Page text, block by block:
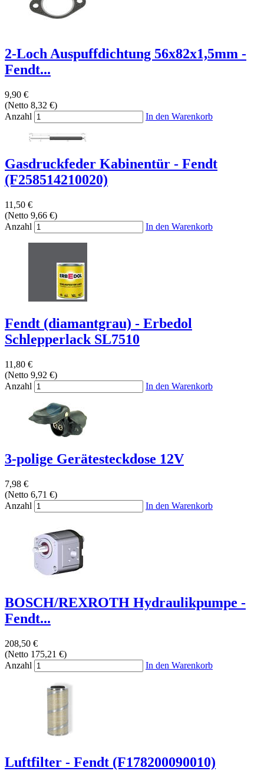
2-Loch Auspuffdichtung 56x82x1,5mm -
Fendt...
9,90 €
(Netto 8,32 €)
Anzahl
In den Warenkorb
Gasdruckfeder Kabinentür - Fendt
(F258514210020)
11,50 €
(Netto 9,66 €)
Anzahl
In den Warenkorb
Fendt (diamantgrau) - Erbedol
Schlepperlack SL7510
11,80 €
(Netto 9,92 €)
Anzahl
In den Warenkorb
3-polige Gerätesteckdose 12V
7,98 €
(Netto 6,71 €)
Anzahl
In den Warenkorb
BOSCH/REXROTH Hydraulikpumpe -
Fendt...
208,50 €
(Netto 175,21 €)
Anzahl
In den Warenkorb
Luftfilter - Fendt (F178200090010)